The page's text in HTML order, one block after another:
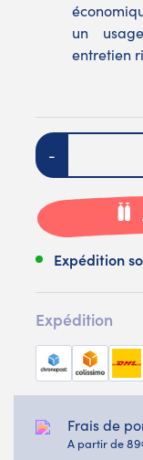
un
entretien
Quantité
-
Expédition
Expédition
Frais de
A partir de